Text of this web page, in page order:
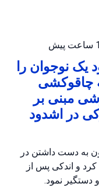
یک نوجوان را
چاقوکشی
مبنی بر
در اشدود
به دست داشتن در
و اندکی پس از
دستگیر نمود.